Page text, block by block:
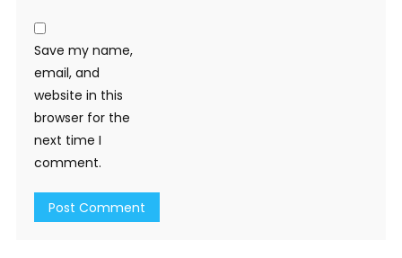
Save my name,
email, and
website in this
browser for the
next time I
comment.